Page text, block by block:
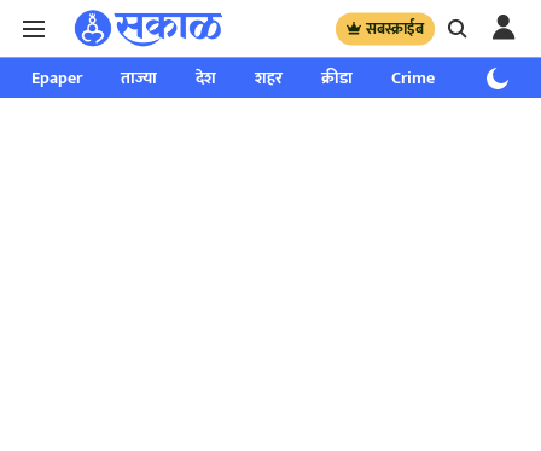
सबस्क्राईब
Epaper ताज्या देश शहर क्रीडा Crime साप्ताहिक